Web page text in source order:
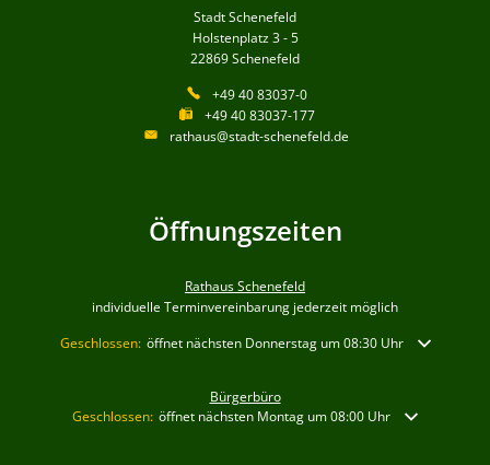
Stadt Schenefeld
Holstenplatz 3 - 5
22869Schenefeld
+49 40 83037-0
+49 40 83037-177
rathaus@stadt-schenefeld.de
Öffnungszeiten
Rathaus Schenefeld
individuelle Terminvereinbarung jederzeit möglich
Klicken, um weitere Öffnungs- oder Schließzeiten auszublenden
Geschlossen: öffnet nächsten Donnerstag um 08:30 Uhr
Bürgerbüro
Klicken, um weitere Öffnungs- oder Schließzeiten auszublenden
Geschlossen: öffnet nächsten Montag um 08:00 Uhr